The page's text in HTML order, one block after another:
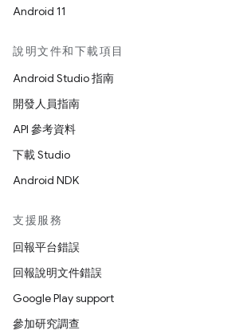
Android 11
說明文件和下載項目
Android Studio 指南
開發人員指南
API 參考資料
下載 Studio
Android NDK
支援服務
回報平台錯誤
回報說明文件錯誤
Google Play support
參加研究調查